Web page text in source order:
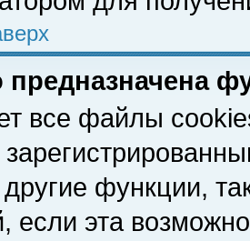
предназначена
все файлы
функции,
если эта